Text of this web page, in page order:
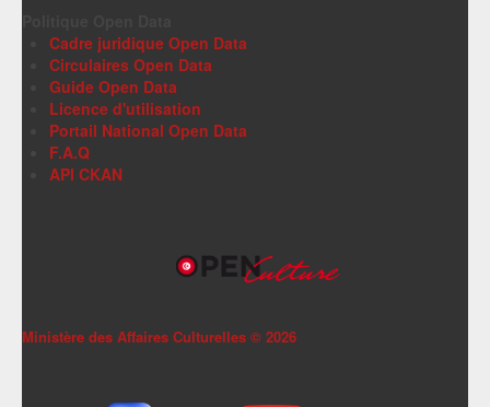
Cadre juridique Open Data
Circulaires Open Data
Guide Open Data
Licence d'utilisation
Portail National Open Data
F.A.Q
API CKAN
Ministère des Affaires Culturelles © 2026